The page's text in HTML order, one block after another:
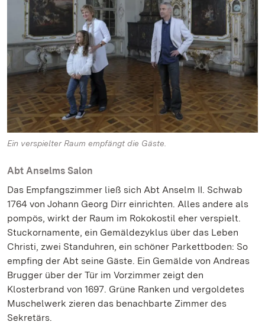
Ein verspielter Raum empfängt die Gäste.
Abt Anselms Salon
Das Empfangszimmer ließ sich Abt Anselm II. Schwab
1764 von Johann Georg Dirr einrichten. Alles andere als
pompös, wirkt der Raum im Rokokostil eher verspielt.
Stuckornamente, ein Gemäldezyklus über das Leben
Christi, zwei Standuhren, ein schöner Parkettboden: So
empfing der Abt seine Gäste. Ein Gemälde von Andreas
Brugger über der Tür im Vorzimmer zeigt den
Klosterbrand von 1697. Grüne Ranken und vergoldetes
Muschelwerk zieren das benachbarte Zimmer des
Sekretärs.